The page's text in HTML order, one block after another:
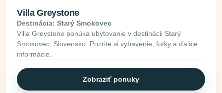
Villa Greystone
Destinácia: Starý Smokovec
Villa Greystone ponúka ubytovanie v destinácii Starý
Smokovec, Slovensko. Pozrite si vybavenie, fotky a ďalšie
informácie.
Zobraziť ponuky